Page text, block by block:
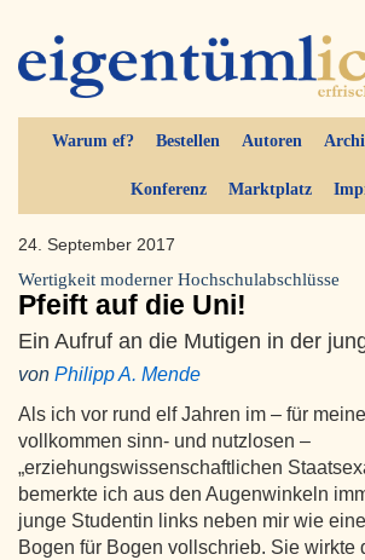
Warum ef? Bestellen Autoren
Konferenz Marktplatz
24. September 2017
Wertigkeit moderner Hochschulabschlüsse
Pfeift auf die Uni!
Ein Aufruf an die Mutigen in der
von Philipp A. Mende
Als ich vor rund elf Jahren im – für
vollkommen sinn- und nutzlosen –
„erziehungswissenschaftlichen
bemerkte ich aus den Augenwinkeln
junge Studentin links neben mir wie
Bogen für Bogen vollschrieb. Sie wirkte